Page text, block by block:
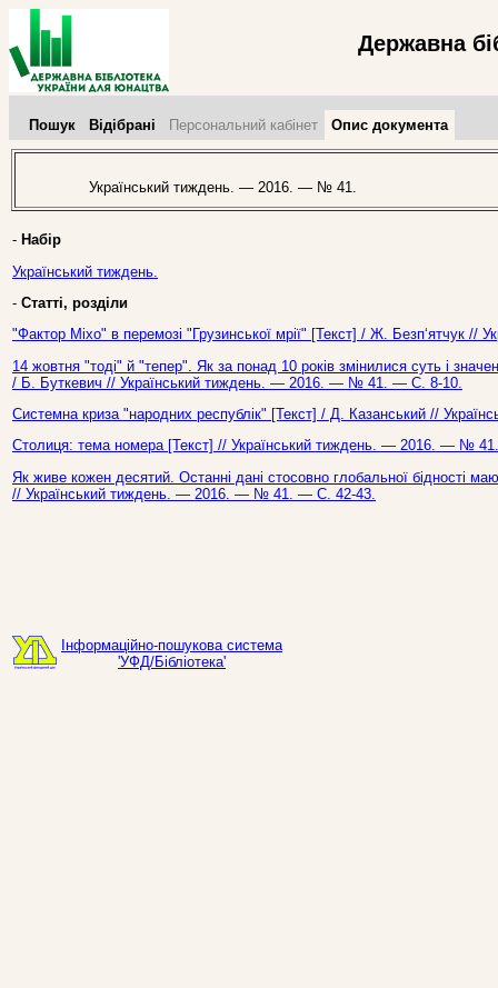
Державна
Пошук Відібрані Персональний кабінет Опис документа
Український тиждень. — 2016. — № 41.
- Набір
Український тиждень.
- Статті, розділи
"Фактор Міхо" в перемозі "Грузинської мрії" [Текст] / Ж.
14 жовтня "тоді" й "тепер". Як за понад 10 років змінилися суть і
/ Б. Буткевич // Український тиждень. — 2016. — № 41. — С. 8-10.
Системна криза "народних республік" [Текст] / Д. Казанський //
Столиця: тема номера [Текст] // Український тиждень. — 2016. — №
Як живе кожен десятий. Останні дані стосовно глобальної бідності
// Український тиждень. — 2016. — № 41. — С. 42-43.
Інформаційно-пошукова система
'УФД/Бібліотека'